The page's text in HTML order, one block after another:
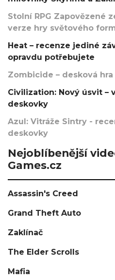
Stolní RPG Zapovězené
verze hry světového
Heat – recenze jediné
opravdu potřebujete
Zombicide – desková
Civilization: Nový úsvit –
deskovky
Azul: Vitráže Sintry -
deskovky
Nejoblíbenější
Games.cz
Assassin's Creed
Grand Theft Auto
Zaklínač
The Elder Scrolls
Mafia